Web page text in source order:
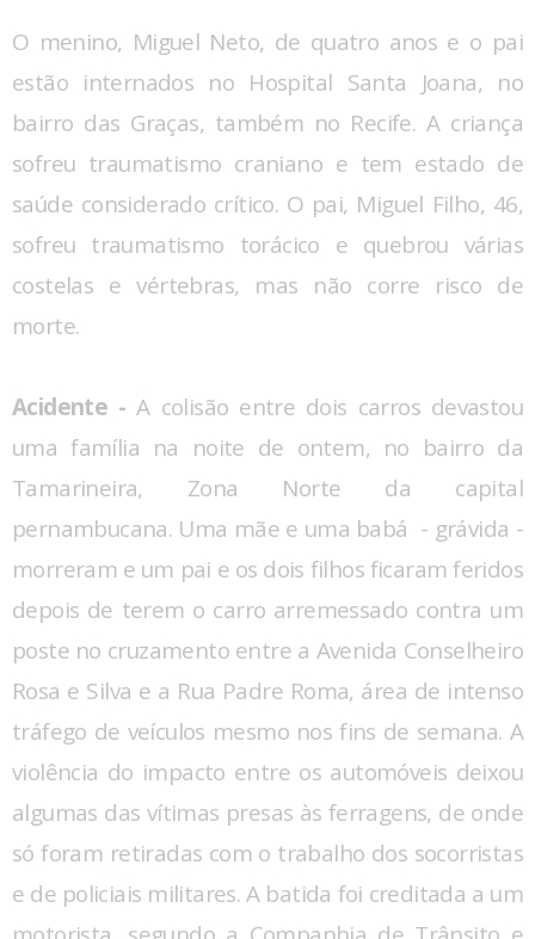
O menino, Miguel Neto, de quatro anos e o pai
estão internados no Hospital Santa Joana, no
bairro das Graças, também no Recife. A criança
sofreu traumatismo craniano e tem estado de
saúde considerado crítico. O pai, Miguel Filho, 46,
sofreu traumatismo torácico e quebrou várias
costelas e vértebras, mas não corre risco de
morte.
Acidente -A colisão entre dois carros devastou
uma família na noite de ontem, no bairro da
Tamarineira, Zona Norte da capital
pernambucana. Uma mãe e uma babá - grávida -
morreram e um pai e os dois filhos ficaram feridos
depois de terem o carro arremessado contra um
poste no cruzamento entre a Avenida Conselheiro
Rosa e Silva e a Rua Padre Roma, área de intenso
tráfego de veículos mesmo nos fins de semana. A
violência do impacto entre os automóveis deixou
algumas das vítimas presas às ferragens, de onde
só foram retiradas com o trabalho dos socorristas
e de policiais militares. A batida foi creditada a um